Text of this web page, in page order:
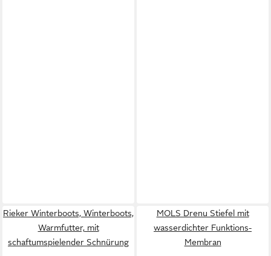
Rieker Winterboots, Winterboots,
Warmfutter, mit
schaftumspielender Schnürung
MOLS Drenu Stiefel mit
wasserdichter Funktions-
Membran